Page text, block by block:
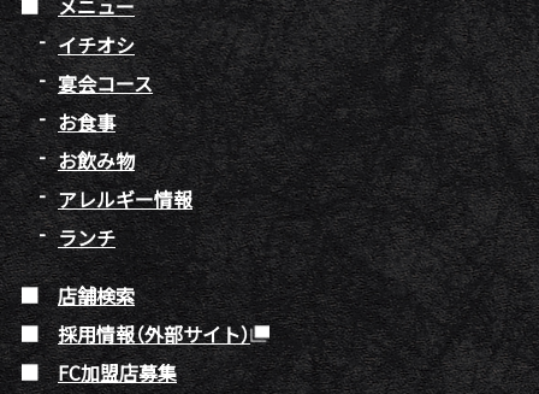
メニュー
イチオシ
宴会コース
お食事
お飲み物
アレルギー情報
ランチ
店舗検索
採用情報（外部サイト）
FC加盟店募集